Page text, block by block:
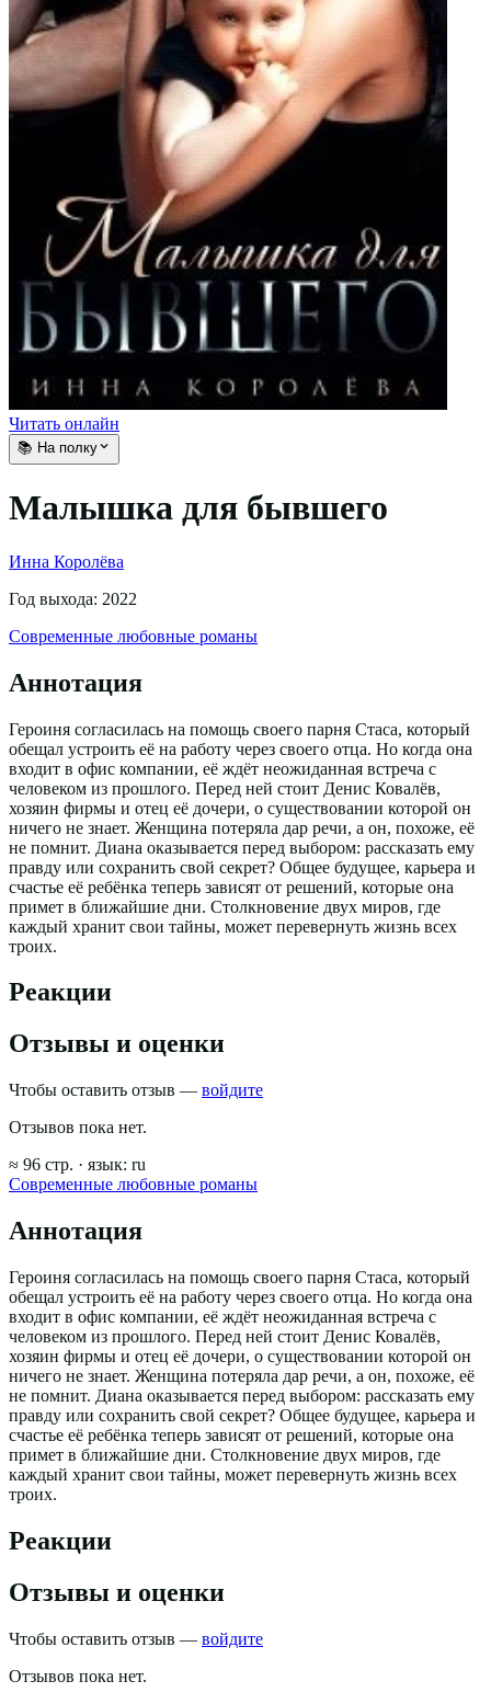
Читать онлайн
📚 На полку
Малышка для бывшего
Инна Королёва
Год выхода: 2022
Современные любовные романы
Аннотация
Героиня согласилась на помощь своего парня Стаса, который
обещал устроить её на работу через своего отца. Но когда она
входит в офис компании, её ждёт неожиданная встреча с
человеком из прошлого. Перед ней стоит Денис Ковалёв,
хозяин фирмы и отец её дочери, о существовании которой он
ничего не знает. Женщина потеряла дар речи, а он, похоже, её
не помнит. Диана оказывается перед выбором: рассказать ему
правду или сохранить свой секрет? Общее будущее, карьера и
счастье её ребёнка теперь зависят от решений, которые она
примет в ближайшие дни. Столкновение двух миров, где
каждый хранит свои тайны, может перевернуть жизнь всех
троих.
Реакции
Отзывы и оценки
Чтобы оставить отзыв — войдите
Отзывов пока нет.
≈ 96 стр. · язык: ru
Современные любовные романы
Аннотация
Героиня согласилась на помощь своего парня Стаса, который
обещал устроить её на работу через своего отца. Но когда она
входит в офис компании, её ждёт неожиданная встреча с
человеком из прошлого. Перед ней стоит Денис Ковалёв,
хозяин фирмы и отец её дочери, о существовании которой он
ничего не знает. Женщина потеряла дар речи, а он, похоже, её
не помнит. Диана оказывается перед выбором: рассказать ему
правду или сохранить свой секрет? Общее будущее, карьера и
счастье её ребёнка теперь зависят от решений, которые она
примет в ближайшие дни. Столкновение двух миров, где
каждый хранит свои тайны, может перевернуть жизнь всех
троих.
Реакции
Отзывы и оценки
Чтобы оставить отзыв — войдите
Отзывов пока нет.